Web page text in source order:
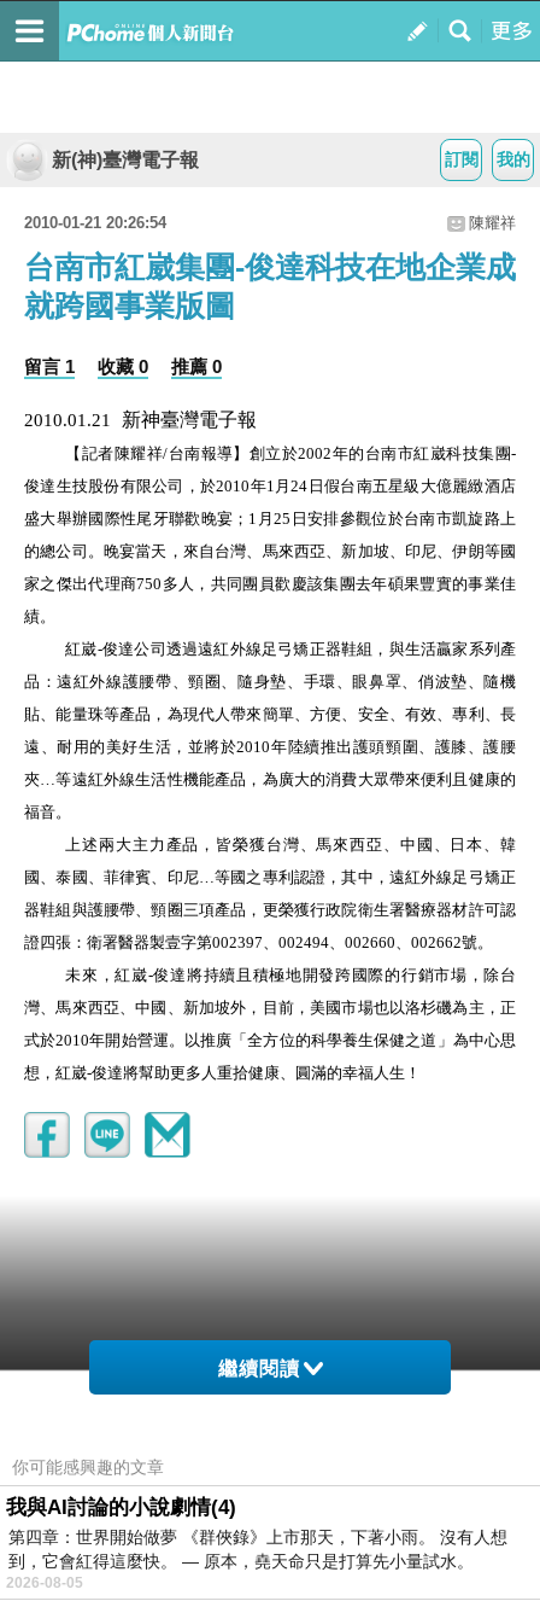
我的
訂閱
新(神)臺灣電子報
2010-01-21 20:26:54 陳耀祥
台南市紅崴集團-俊達科技在地企業成
就跨國事業版圖
留言 1 收藏 0 推薦 0
2010.01.21 新神臺灣電子報
【記者陳耀祥/台南報導】 創立於2002年的台南市紅崴科技集團-
俊達生技股份有限公司，於2010年1 月24 日 假台南五星級大億麗緻酒店
盛大舉辦國際性尾牙聯歡晚宴； 1 月25 日 安排參觀位於台南市凱旋路上
的總公司。晚宴當天，來自台灣、馬來西亞、新加坡、印尼、伊朗等國
家之傑出代理商750 多人，共同團員歡慶該集團去年碩果豐實的事業佳
績。
紅崴-俊達公司透過遠紅外線足弓矯正器鞋組，與生活贏家系列產
品：遠紅外線護腰帶、頸圈、隨身墊、手環、眼鼻罩、俏波墊、隨機
貼、能量珠等產品，為現代人帶來簡單、方便、安全、有效、專利、長
遠、耐用的美好生活，並將於2010年陸續推出護頭頸圍、護膝、護腰
夾…等遠紅外線生活性機能產品，為廣大的消費大眾帶來便利且健康的
福音。
上述兩大主力產品，皆榮獲台灣、馬來西亞、中國、日本、韓
國、泰國、菲律賓、印尼…等國之專利認證，其中，遠紅外線足弓矯正
器鞋組與護腰帶、頸圈三項產品，更榮獲行政院衛生署醫療器材許可認
證四張：衛署醫器製壹字第002397、 002494、 002660、 002662號。
未來，紅崴-俊達將持續且積極地開發跨國際的行銷市場，除台
灣、馬來西亞、中國、新加坡外，目前，美國市場也以洛杉磯為主，正
式於2010年開始營運。以推廣「全方位的科學養生保健之道」為中心思
想，紅崴-俊達將幫助更多人重拾健康、圓滿的幸福人生！
1. 請問為何上網查 GoodArch 雖有俊達生技
的相關資訊，郤出現康福得的足弓器，到底貴公司
是賣兩家嗎? 若是，不衝突嗎?
2. 我太太想買電視廣告一雙 3,980 元的足弓鞋墊，
用分 L 與 M 兩種而已，以身高 165 公分為分野，請
問貴意見如何 ?
繼續閱讀
你可能感興趣的文章
我與AI討論的小說劇情(4)
第四章：世界開始做夢 《群俠錄》上市那天，下著小雨。 沒有人想
到，它會紅得這麼快。 — 原本，堯天命只是打算先小量試水。
2026-08-05